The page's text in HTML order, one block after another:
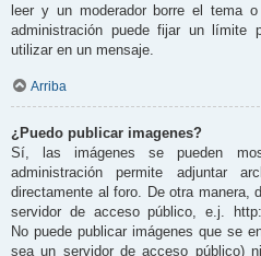
leer y un moderador borre el tema
administración puede fijar un límite
utilizar en un mensaje.
Arriba
¿Puedo publicar imagenes?
Sí, las imágenes se pueden
administración permite adjuntar
directamente al foro. De otra manera,
servidor de acceso público, e.j.
No puede publicar imágenes que se
sea un servidor de acceso público)